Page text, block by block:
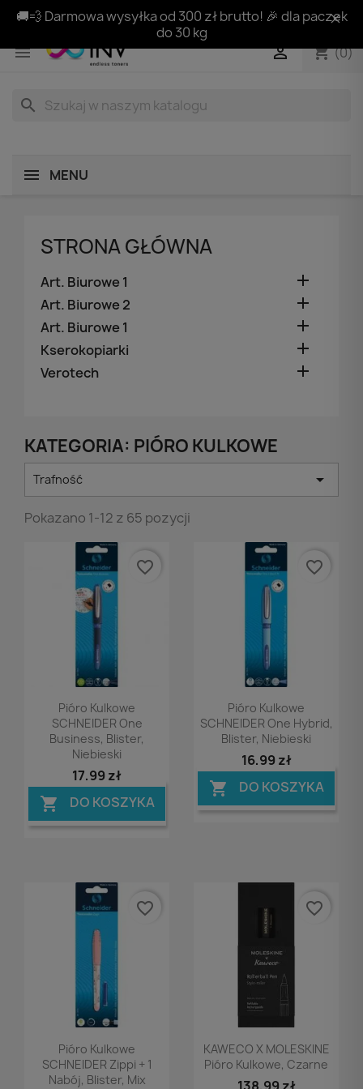
🚚💨 Darmowa wysyłka od 300 zł brutto! 🎉 dla paczek
do 30 kg
 shopping_cart(0)

search
MENU
STRONA GŁÓWNA
Art. Biurowe 1 
Art. Biurowe 2 
Art. Biurowe 1 
Kserokopiarki 
Verotech 
KATEGORIA: PIÓRO KULKOWE
Trafność 
Pokazano 1-12 z 65 pozycji
Podgląd
Pióro Kulkowe
SCHNEIDER One
Business, Blister,
Niebieski
17,99 zł
 DO KOSZYKA
favorite_border
Podgląd
Pióro Kulkowe
SCHNEIDER One Hybrid,
Blister, Niebieski
16,99 zł
 DO KOSZYKA
favorite_border
Podgląd
Pióro Kulkowe
SCHNEIDER Zippi + 1
Nabój, Blister, Mix
favorite_border
Podgląd
KAWECO X MOLESKINE
Pióro Kulkowe, Czarne
138,99 zł
favorite_border